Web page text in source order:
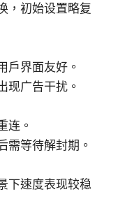
，初始设置略复
户界面友好。
现广告干扰。
连。
需等待解封期。
下速度表现较稳